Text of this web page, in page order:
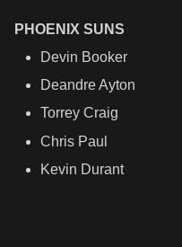
PHOENIX SUNS
Devin Booker
Deandre Ayton
Torrey Craig
Chris Paul
Kevin Durant